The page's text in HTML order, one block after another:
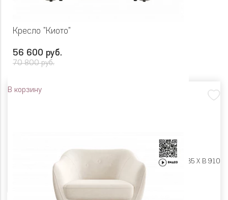
Кресло "Киото"
56 600 руб.
70 800 руб.
В корзину
Ш 1310 X Г 1185 X В 910